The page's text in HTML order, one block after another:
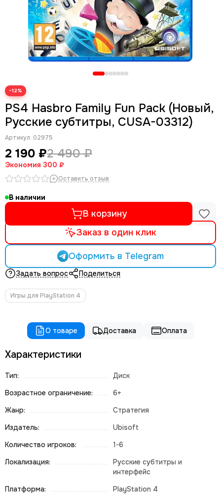
−12%
PS4 Hasbro Family Fun Pack (Новый,
Русские субтитры, CUSA-03312)
Артикул: 02975
2 190 ₽2 490 ₽
Экономия 300 ₽
Оставить отзыв
В наличии
В корзину
Заказ в один клик
Оформить в Telegram
Задать вопрос Поделиться
Игры для PlayStation 4
О товаре Доставка Оплата
Характеристики
Тип:
Диск
Возрастное ограничение:
6+
Жанр:
Стратегия
Издатель:
Ubisoft
Количество игроков:
1-6
Локализация:
Русские субтитры и
интерфейс
Платформа:
PlayStation 4